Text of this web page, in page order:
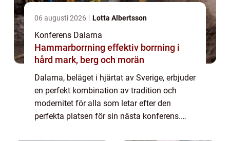
06 augusti 2026 Lotta Albertsson
Konferens Dalarna
Hammarborrning effektiv borrning i
hård mark, berg och morän
Dalarna, beläget i hjärtat av Sverige, erbjuder
en perfekt kombination av tradition och
modernitet för alla som letar efter den
perfekta platsen för sin nästa konferens.